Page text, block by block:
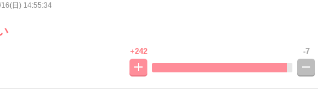
日) 14:55:34
+242 -7